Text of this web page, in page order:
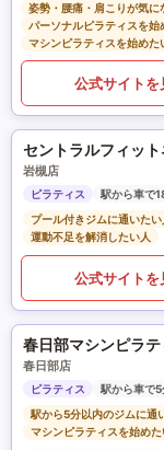
姿勢・腰痛・肩こりが気に
パーソナルピラティスを始
マシンピラティスを始めた
公式サイトを
セントラルフィッ
岩槻店
ピラティス
駅から車で
プール付きジムに通いたい
運動不足を解消したい人
公式サイトを
春日部マシンピラ
春日部店
ピラティス
駅から車で5
駅から5分以内のジムに通
マシンピラティスを始めた